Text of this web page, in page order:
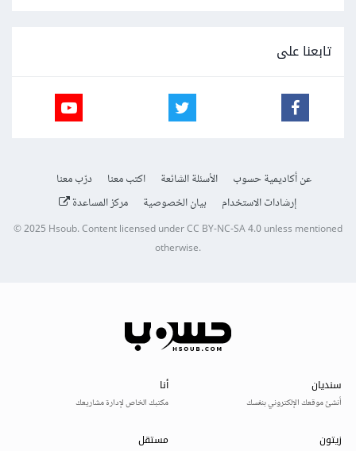
تابعنا على
عن أكاديمية حسوب الأسئلة الشائعة اكتب معنا
درّب معنا
إرشادات الاستخدام
بيان الخصوصية مركز المساعدة
© 2025Hsoub.Content licensed underCC BY-NC-SA 4.0unless mentioned
otherwise.